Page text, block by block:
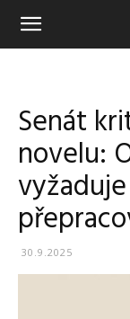
Instinkt
Senát
novelu:
30.9.2025